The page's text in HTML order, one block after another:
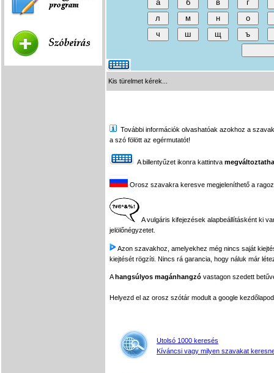
Kis türelmet kérek...
További információk olvashatóak azokhoz a
a szó fölött az egérmutatót!
A billentyűzet ikonra kattintva
Orosz szavakra keresve megjeleníthető a
A vulgáris kifejezések alapbeállításként ki
jelölőnégyzetet.
Azon szavakhoz, amelyekhez még nincs saját
kiejtését rögzíti. Nincs rá garancia, hogy náluk már
Ahangsúlyos magánhangzó vastagon szedett
Helyezd el az orosz szótár modult a google
Utolsó 1000 keresés
Kíváncsi vagy milyen szavakat